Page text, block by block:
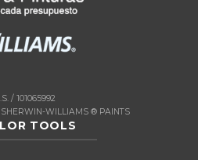
/ 101065992
WILLIAMS ® PAINTS
TOOLS